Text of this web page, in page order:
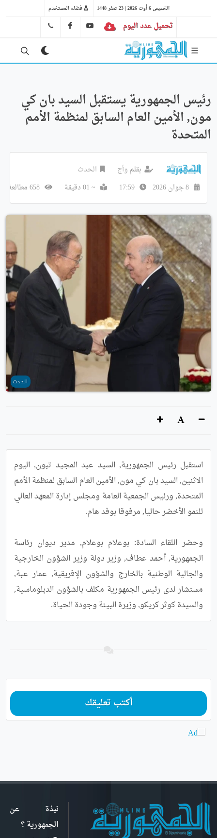
الخميس 6 أوت 2026 | 23 صفر 1448 فضاء المستخدم
تحميل عدد اليوم YT
FB
رئيس الجمهورية يستقبل السيد بان كي
مون, الأمين العام السابق لمنظمة الأمم
المتحدة
بقلم وأج
الحدث
~ 01 دقيقة
الحدث
والسيدة كوثر كريكو, وزيرة البيئة وجودة الحياة.
أكتب تعليقك
نبذة عن
الجمهورية ؟